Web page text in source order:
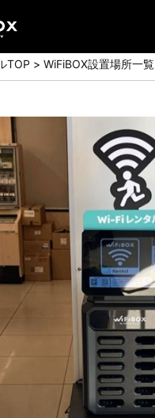
日本語)
)
TOP WiFiBOX設置場所一覧